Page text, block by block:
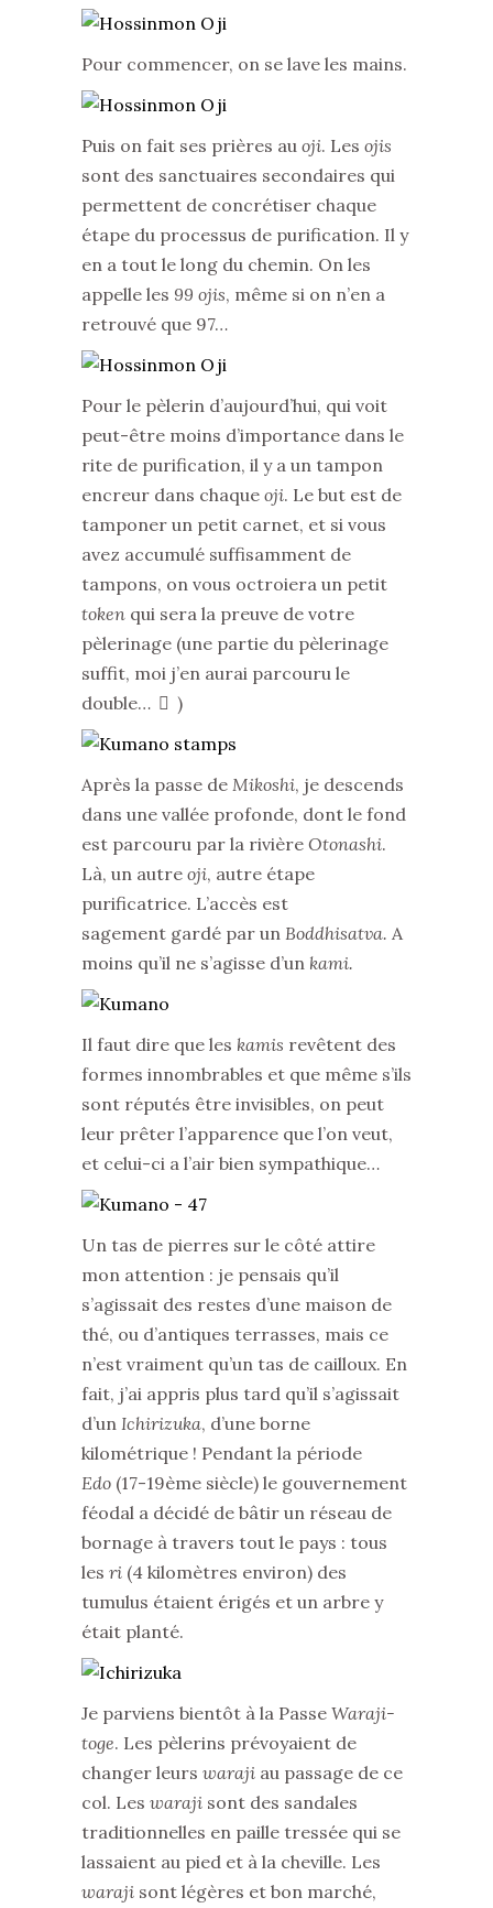
Pour commencer, on se lave les mains.
Puis on fait ses prières au oji. Les ojis
sont des sanctuaires secondaires qui
permettent de concrétiser chaque
étape du processus de purification. Il y
en a tout le long du chemin. On les
appelle les 99 ojis, même si on n’en a
retrouvé que 97…
Pour le pèlerin d’aujourd’hui, qui voit
peut-être moins d’importance dans le
rite de purification, il y a un tampon
encreur dans chaque oji. Le but est de
tamponer un petit carnet, et si vous
avez accumulé suffisamment de
tampons, on vous octroiera un petit
token qui sera la preuve de votre
pèlerinage (une partie du pèlerinage
suffit, moi j’en aurai parcouru le
double…
)
Après la passe de Mikoshi, je descends
dans une vallée profonde, dont le fond
est parcouru par la rivière Otonashi.
Là, un autre oji, autre étape
purificatrice. L’accès est
sagement gardé par un Boddhisatva. A
moins qu’il ne s’agisse d’un kami.
Il faut dire que les kamis revêtent des
formes innombrables et que même s’ils
sont réputés être invisibles, on peut
leur prêter l’apparence que l’on veut,
et celui-ci a l’air bien sympathique…
Un tas de pierres sur le côté attire
mon attention : je pensais qu’il
s’agissait des restes d’une maison de
thé, ou d’antiques terrasses, mais ce
n’est vraiment qu’un tas de cailloux. En
fait, j’ai appris plus tard qu’il s’agissait
d’un Ichirizuka, d’une borne
kilométrique ! Pendant la période
Edo (17-19ème siècle) le gouvernement
féodal a décidé de bâtir un réseau de
bornage à travers tout le pays : tous
les ri (4 kilomètres environ) des
tumulus étaient érigés et un arbre y
était planté.
Je parviens bientôt à la Passe Waraji-
toge. Les pèlerins prévoyaient de
changer leurs waraji au passage de ce
col. Les waraji sont des sandales
traditionnelles en paille tressée qui se
lassaient au pied et à la cheville. Les
waraji sont légères et bon marché,